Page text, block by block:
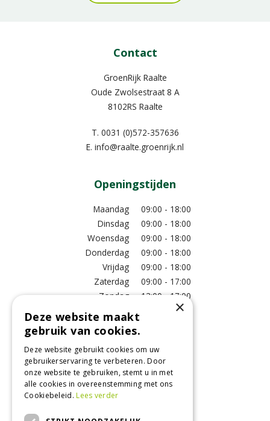
Contact
GroenRijk Raalte
Oude Zwolsestraat 8 A
8102RS Raalte
T. 0031 (0)572-357636
E. info@raalte.groenrijk.nl
Openingstijden
Maandag
09:00 - 18:00
Dinsdag
09:00 - 18:00
Woensdag
09:00 - 18:00
Donderdag
09:00 - 18:00
Vrijdag
09:00 - 18:00
Zaterdag
09:00 - 17:00
Zondag
13:00 - 17:00
Meer vestigingsinformatie >
Informatie
Over ons
Algemene voorwaarden
×
Deze website maakt
gebruik van cookies.
Deze website gebruikt cookies om uw
gebruikerservaring te verbeteren. Door
onze website te gebruiken, stemt u in met
alle cookies in overeenstemming met ons
Cookiebeleid.Lees verder